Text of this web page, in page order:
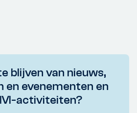
blijven van nieuws,
en evenementen en
activiteiten?